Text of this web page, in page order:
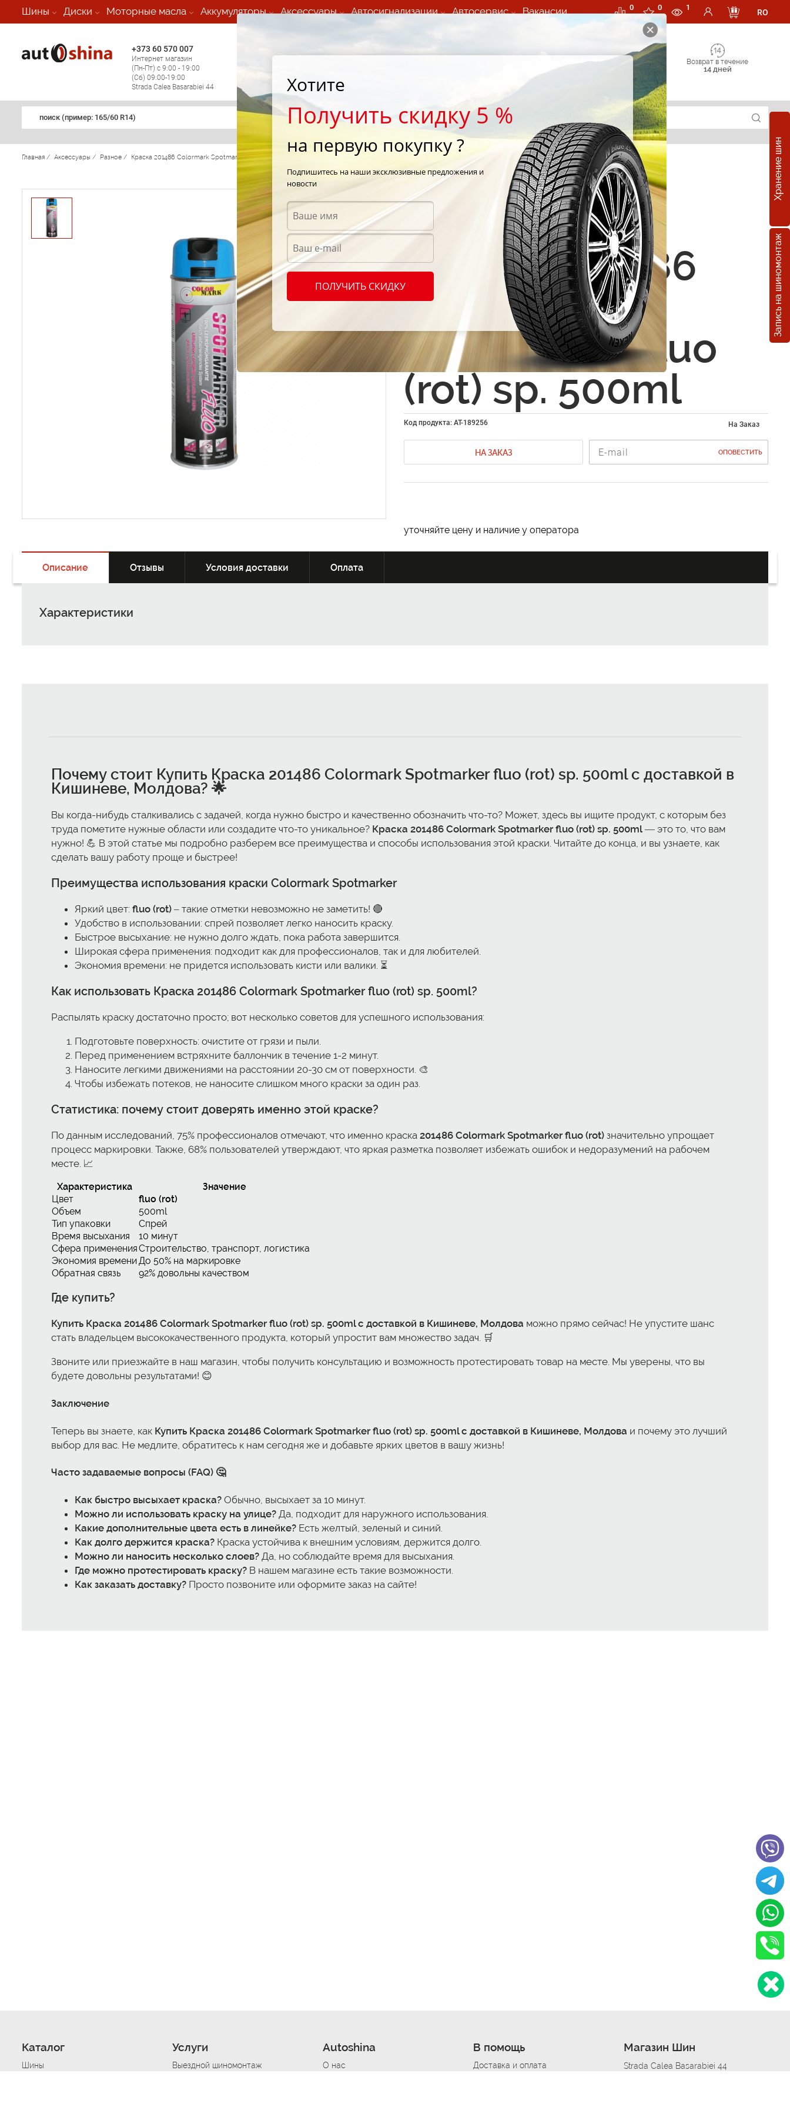
Шины Диски Моторные масла Аккумуляторы Аксессуары Автосигнализации Автосервис Вакансии 0 0 1
RO
+373 60 570 007
Интернет магазин
(Пн-Пт) с 9:00 - 19:00
(Сб) 09:00-19:00
Strada Calea Basarabiei 44
Мобильный шиномонтаж 24/7
Возврат в течение
14 дней
поиск (примеp: 165/60 R14)
Хранение шин
Запись на шиномонтаж
Главная / Аксессуары / Разное / Краска 201486 Colormark Spotmarker fluo (rot) sp. 500ml
Аксессуары
Краска 201486
Colormark
Spotmarker fluo
(rot) sp. 500ml
Код продукта: AT-189256 На Заказ
НА ЗАКАЗ ОПОВЕСТИТЬ
уточняйте цену и наличие у оператора
Описание Отзывы Условия доставки Оплата
Характеристики
Почему стоит Купить Краска 201486 Colormark Spotmarker fluo (rot) sp. 500ml с доставкой в
Кишиневе, Молдова? 🌟
Вы когда-нибудь сталкивались с задачей, когда нужно быстро и качественно обозначить что-то? Может, здесь вы ищите продукт, с которым без
труда пометите нужные области или создадите что-то уникальное? Краска 201486 Colormark Spotmarker fluo (rot) sp. 500ml — это то, что вам
нужно! 💪 В этой статье мы подробно разберем все преимущества и способы использования этой краски. Читайте до конца, и вы узнаете, как
сделать вашу работу проще и быстрее!
Преимущества использования краски Colormark Spotmarker
Яркий цвет: fluo (rot) – такие отметки невозможно не заметить! 🔴
Удобство в использовании: спрей позволяет легко наносить краску.
Быстрое высыхание: не нужно долго ждать, пока работа завершится.
Широкая сфера применения: подходит как для профессионалов, так и для любителей.
Экономия времени: не придется использовать кисти или валики. ⏳
Как использовать Краска 201486 Colormark Spotmarker fluo (rot) sp. 500ml?
Распылять краску достаточно просто; вот несколько советов для успешного использования:
Подготовьте поверхность: очистите от грязи и пыли.
Перед применением встряхните баллончик в течение 1-2 минут.
Наносите легкими движениями на расстоянии 20-30 см от поверхности. 🎨
Чтобы избежать потеков, не наносите слишком много краски за один раз.
Статистика: почему стоит доверять именно этой краске?
По данным исследований, 75% профессионалов отмечают, что именно краска 201486 Colormark Spotmarker fluo (rot) значительно упрощает
процесс маркировки. Также, 68% пользователей утверждают, что яркая разметка позволяет избежать ошибок и недоразумений на рабочем
месте. 📈
Характеристика
Значение
Цвет
fluo (rot)
Объем
500ml
Тип упаковки
Спрей
Время высыхания
10 минут
Сфера примененияСтроительство, транспорт, логистика
Экономия времени До 50% на маркировке
Обратная связь
92% довольны качеством
Где купить?
Купить Краска 201486 Colormark Spotmarker fluo (rot) sp. 500ml с доставкой в Кишиневе, Молдова можно прямо сейчас! Не упустите шанс
стать владельцем высококачественного продукта, который упростит вам множество задач. 🛒
Звоните или приезжайте в наш магазин, чтобы получить консультацию и возможность протестировать товар на месте. Мы уверены, что вы
будете довольны результатами! 😊
Заключение
Теперь вы знаете, как Купить Краска 201486 Colormark Spotmarker fluo (rot) sp. 500ml с доставкой в Кишиневе, Молдова и почему это лучший
выбор для вас. Не медлите, обратитесь к нам сегодня же и добавьте ярких цветов в вашу жизнь!
Часто задаваемые вопросы (FAQ) 🤔
Как быстро высыхает краска? Обычно, высыхает за 10 минут.
Можно ли использовать краску на улице? Да, подходит для наружного использования.
Какие дополнительные цвета есть в линейке? Есть желтый, зеленый и синий.
Как долго держится краска? Краска устойчива к внешним условиям, держится долго.
Можно ли наносить несколько слоев? Да, но соблюдайте время для высыхания.
Где можно протестировать краску? В нашем магазине есть такие возможности.
Как заказать доставку? Просто позвоните или оформите заказ на сайте!
Каталог
Шины
Услуги
Выездной шиномонтаж
Autoshina
О нас
В помощь
Доставка и оплата
Магазин Шин
Strada Calea Basarabiei 44
Хотите
Получить скидку 5 %
на первую покупку ?
Подпишитесь на наши эксклюзивные предложения и
новости
ПОЛУЧИТЬ СКИДКУ